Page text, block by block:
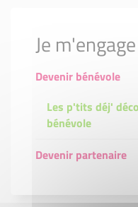
Je m'engage
Devenir bénévole
Les p'tits déj'
bénévole
Devenir partenaire